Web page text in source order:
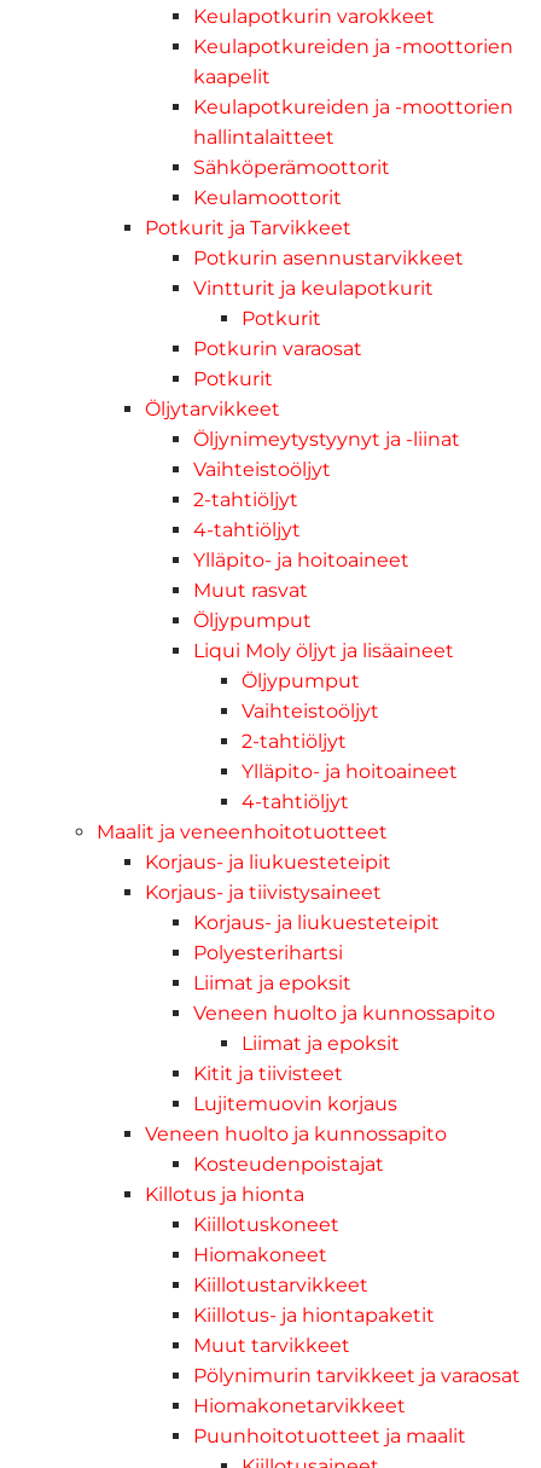
Keulapotkurin varokkeet
Keulapotkureiden ja -moottorien
kaapelit
Keulapotkureiden ja -moottorien
hallintalaitteet
Sähköperämoottorit
Keulamoottorit
Potkurit ja Tarvikkeet
Potkurin asennustarvikkeet
Vintturit ja keulapotkurit
Potkurit
Potkurin varaosat
Potkurit
Öljytarvikkeet
Öljynimeytystyynyt ja -liinat
Vaihteistoöljyt
2-tahtiöljyt
4-tahtiöljyt
Ylläpito- ja hoitoaineet
Muut rasvat
Öljypumput
Liqui Moly öljyt ja lisäaineet
Öljypumput
Vaihteistoöljyt
2-tahtiöljyt
Ylläpito- ja hoitoaineet
4-tahtiöljyt
Maalit ja veneenhoitotuotteet
Korjaus- ja liukuesteteipit
Korjaus- ja tiivistysaineet
Korjaus- ja liukuesteteipit
Polyesterihartsi
Liimat ja epoksit
Veneen huolto ja kunnossapito
Liimat ja epoksit
Kitit ja tiivisteet
Lujitemuovin korjaus
Veneen huolto ja kunnossapito
Kosteudenpoistajat
Killotus ja hionta
Kiillotuskoneet
Hiomakoneet
Kiillotustarvikkeet
Kiillotus- ja hiontapaketit
Muut tarvikkeet
Pölynimurin tarvikkeet ja varaosat
Hiomakonetarvikkeet
Puunhoitotuotteet ja maalit